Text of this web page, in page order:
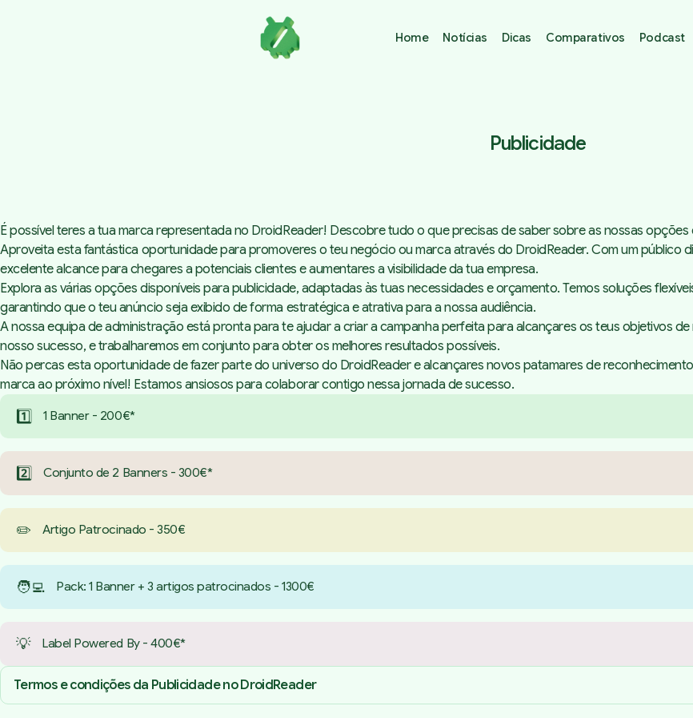
Home Notícias Dicas Comparativos Podcast
Publicidade
É possível teres a tua marca representada no DroidReader! Descobre tudo o que precisas de saber sobre as nossas
Aproveita esta fantástica oportunidade para promoveres o teu negócio ou marca através do DroidReader. Com um público
excelente alcance para chegares a potenciais clientes e aumentares a visibilidade da tua empresa.
Explora as várias opções disponíveis para publicidade, adaptadas às tuas necessidades e orçamento. Temos soluções
garantindo que o teu anúncio seja exibido de forma estratégica e atrativa para a nossa audiência.
A nossa equipa de administração está pronta para te ajudar a criar a campanha perfeita para alcançares os teus objetivos
nosso sucesso, e trabalharemos em conjunto para obter os melhores resultados possíveis.
Não percas esta oportunidade de fazer parte do universo do DroidReader e alcançares novos patamares de
marca ao próximo nível! Estamos ansiosos para colaborar contigo nessa jornada de sucesso.
1️⃣ 1 Banner - 200€*
2️⃣ Conjunto de 2 Banners - 300€*
✏️ Artigo Patrocinado - 350€
🧑‍💻 Pack: 1 Banner + 3 artigos patrocinados - 1300€
💡 Label Powered By - 400€*
Termos e condições da Publicidade no DroidReader